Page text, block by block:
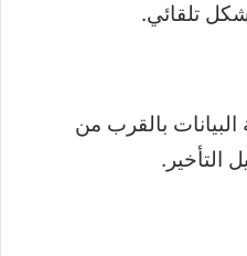
تلقائي.
البيانات بالقرب من
التأخير.